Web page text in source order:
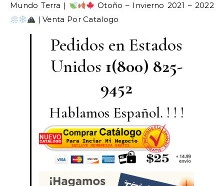
Mundo Terra |
Otoño – Invierno 2021 – 2022
| Venta Por Catalogo
Pedidos en Estados
Unidos 1(800) 825-
9452
Hablamos Español. ! ! !